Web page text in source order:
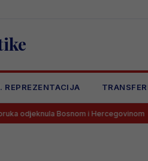
REPREZENTACIJA
Bosnom i Hercegovinom